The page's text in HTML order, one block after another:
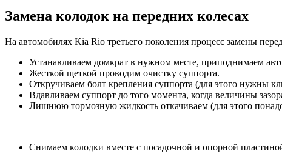
Замена колодок на передних колесах
На автомобилях Kia Rio третьего поколения процесс замены
Устанавливаем домкрат в нужном месте, приподнимаем
Жесткой щеткой проводим очистку суппорта.
Откручиваем болт крепления суппорта (для этого нужны
Вдавливаем суппорт до того момента, когда величины
Лишнюю тормозную жидкость откачиваем (для этого
Снимаем колодки вместе с посадочной и опорной